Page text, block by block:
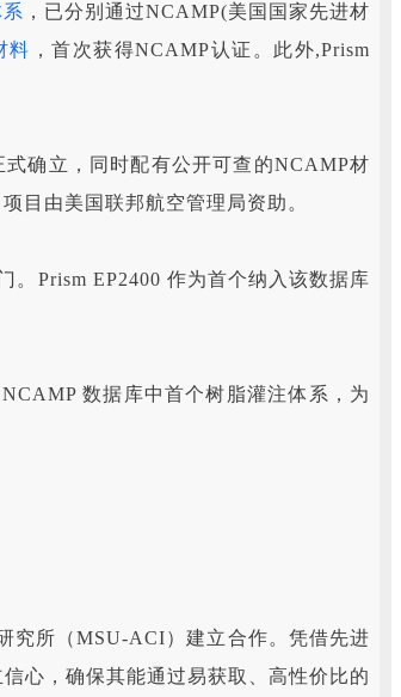
，已分别通过NCAMP(美国国家先进材
料 ，首次获得NCAMP认证。此外,Prism
确立，同时配有公开可查的NCAMP材
目由美国联邦航空管理局资助。
。Prism EP2400 作为首个纳入该数据库
数据库中首个树脂灌注体系，为
究所（MSU-ACI）建立合作。凭借先进
心，确保其能通过易获取、高性价比的